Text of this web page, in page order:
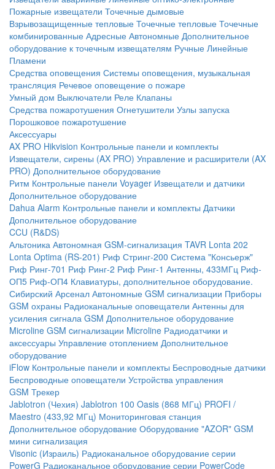
Пожарные извещатели Точечные дымовые
Взрывозащищенные тепловые Точечные тепловые Точечные
комбинированные Адресные Автономные Дополнительное
оборудование к точечным извещателям Ручные Линейные
Пламени
Средства оповещения Системы оповещения, музыкальная
трансляция Речевое оповещение о пожаре
Умный дом Выключатели Реле Клапаны
Средства пожаротушения Огнетушители Узлы запуска
Порошковое пожаротушение
Аксессуары
AX PRO Hikvision Контрольные панели и комплекты
Извещатели, сирены (AX PRO) Управление и расширители (AX
PRO) Дополнительное оборудование
Ритм Контрольные панели Voyager Извещатели и датчики
Дополнительное оборудование
Dahua Alarm Контрольные панели и комплекты Датчики
Дополнительное оборудование
CCU (R&DS)
Альтоника Автономная GSM-сигнализация TAVR Lonta 202
Lonta Optima (RS-201) Риф Стринг-200 Система "Консьерж"
Риф Ринг-701 Риф Ринг-2 Риф Ринг-1 Антенны, 433МГц Риф-
ОП5 Риф-ОП4 Клавиатуры, дополнительное оборудование.
Сибирский Арсенал Автономные GSM сигнализации Приборы
GSM охраны Радиоканальные оповещатели Антенны для
усиления сигнала GSM Дополнительное оборудование
Microline GSM cигнализации Microline Радиодатчики и
аксессуары Управление отоплением Дополнительное
оборудование
iFlow Контрольные панели и комплекты Беспроводные датчики
Беспроводные оповещатели Устройства управления
GSM Трекер
Jablotron (Чехия) Jablotron 100 Oasis (868 МГц) PROFI /
Maestro (433,92 МГц) Мониторинговая станция
Дополнительное оборудование Оборудование "AZOR" GSM
мини сигнализация
Visonic (Израиль) Радиоканальное оборудование серии
PowerG Радиоканальное оборудование серии PowerCode